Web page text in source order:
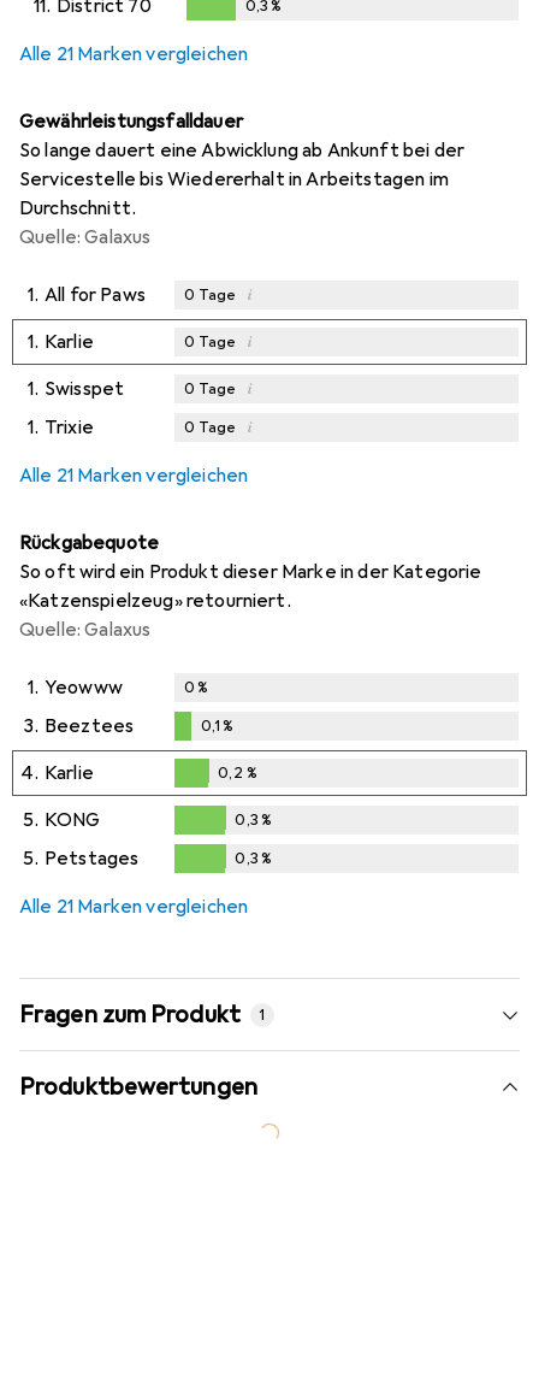
11. District 70 0,3%
Alle 21 Marken vergleichen
Gewährleistungsfalldauer
So lange dauert eine Abwicklung ab Ankunft bei der
Servicestelle bis Wiedererhalt in Arbeitstagen im
Durchschnitt.
Quelle: Galaxus
1. All for Paws 0 Tage i
1. Karlie 0 Tage i
1. Swisspet 0 Tage i
1. Trixie 0 Tage i
Alle 21 Marken vergleichen
Rückgabequote
So oft wird ein Produkt dieser Marke in der Kategorie
«Katzenspielzeug» retourniert.
Quelle: Galaxus
1. Yeowww 0%
3. Beeztees
0,1%
0,1%
4. Karlie
0,2%
0,2 %
5. KONG
0,3%
0,3%
5. Petstages 0,3%
Alle 21 Marken vergleichen
Fragen zum Produkt 1
Produktbewertungen